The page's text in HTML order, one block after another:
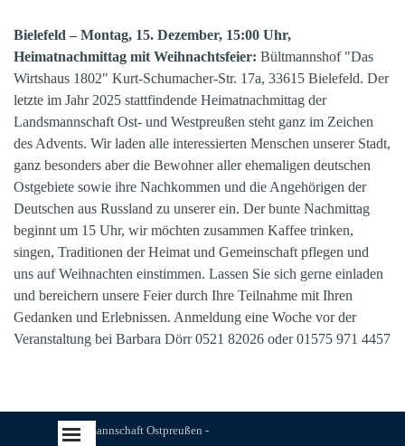
Bielefeld – Montag, 15. Dezember, 15:00 Uhr,
Heimatnachmittag mit Weihnachtsfeier: Bültmannshof "Das
Wirtshaus 1802" Kurt-Schumacher-Str. 17a, 33615 Bielefeld. Der
letzte im Jahr 2025 stattfindende Heimatnachmittag der
Landsmannschaft Ost- und Westpreußen steht ganz im Zeichen
des Advents. Wir laden alle interessierten Menschen unserer Stadt,
ganz besonders aber die Bewohner aller ehemaligen deutschen
Ostgebiete sowie ihre Nachkommen und die Angehörigen der
Deutschen aus Russland zu unserer ein. Der bunte Nachmittag
beginnt um 15 Uhr, wir möchten zusammen Kaffee trinken,
singen, Traditionen der Heimat und Gemeinschaft pflegen und
uns auf Weihnachten einstimmen. Lassen Sie sich gerne einladen
und bereichern unsere Feier durch Ihre Teilnahme mit Ihren
Gedanken und Erlebnissen. Anmeldung eine Woche vor der
Veranstaltung bei Barbara Dörr 0521 82026 oder 01575 971 4457
Landsmannschaft Ostpreußen -
Menü überspringen